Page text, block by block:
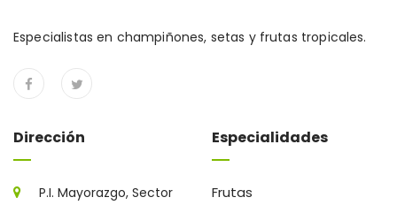
Especialistas en champiñones, setas y frutas tropicales.
Dirección
P.I. Mayorazgo, Sector
Especialidades
Frutas